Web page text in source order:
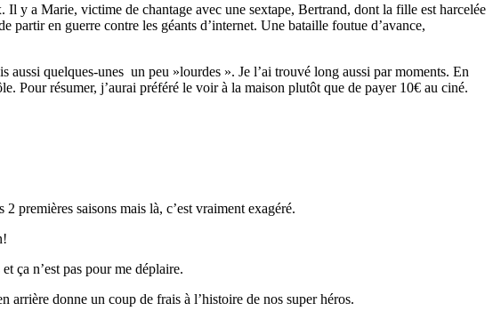
y a Marie, victime de chantage avec une sextape, Bertrand, dont la fille est harcelée
en guerre contre les géants d’internet. Une bataille foutue d’avance,
aussi quelques-unes un peu »lourdes ». Je l’ai trouvé long aussi par moments. En
Pour résumer, j’aurai préféré le voir à la maison plutôt que de payer 10€ au ciné.
premières saisons mais là, c’est vraiment exagéré.
ça n’est pas pour me déplaire.
arrière donne un coup de frais à l’histoire de nos super héros.